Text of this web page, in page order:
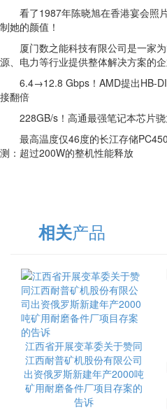
看了1987年陈晓旭在香港宴会照
制她的颜值！
厦门数之能科技有限公司是一家为
源、电力等行业提供整体解决方案的企
6.4→12.8 Gbps！AMD提出HB-
接翻倍
228GB/s！高通最强笔记本芯片骁
最高温度仅46度的长江存储
测：超过200W的整机性能释放
相关产品
江西省开展变革委关于赞同
江西耐普矿机股份有限公司
出资俄罗斯新建年产2000吨
矿用耐磨备件厂项目存案的
告诉